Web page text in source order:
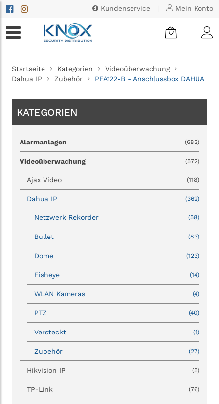
Kundenservice Mein Konto
Startseite Kategorien
Videoüberwachung
Dahua IP
Zubehör PFA122-B - Anschlussbox DAHUA
KATEGORIEN
Alarmanlagen (683)
Videoüberwachung (572)
Ajax Video (118)
Dahua IP (362)
Netzwerk Rekorder (58)
Bullet (83)
Dome (123)
Fisheye (14)
WLAN Kameras (4)
PTZ (40)
Versteckt (1)
Zubehör (27)
Hikvision IP (5)
TP-Link (76)